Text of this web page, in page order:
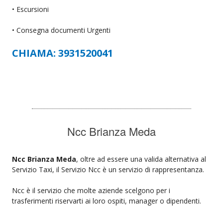
• Escursioni
• Consegna documenti Urgenti
CHIAMA: 3931520041
Ncc Brianza Meda
Ncc Brianza Meda, oltre ad essere una valida alternativa al
Servizio Taxi, il Servizio Ncc è un servizio di rappresentanza.
Ncc è il servizio che molte aziende scelgono per i
trasferimenti riservarti ai loro ospiti, manager o dipendenti.